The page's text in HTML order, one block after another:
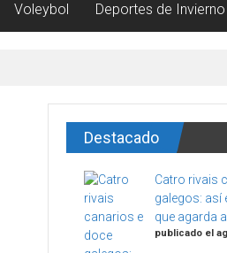
Voleybol Deportes de Invierno
Destacado
Catro rivais
galegos: así
que agarda
publicado el